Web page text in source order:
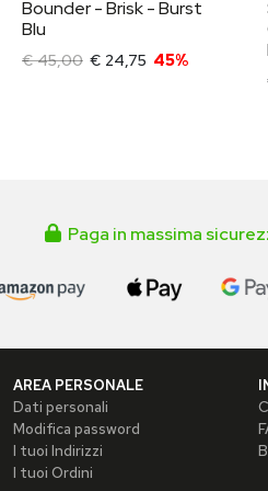
Bounder - Brisk - Burst
Blu
€ 45,00 € 24,75 45%
Paga in massima
AREA PERSONALE
Dati personali
Modifica password
I tuoi Indirizzi
I tuoi Ordini